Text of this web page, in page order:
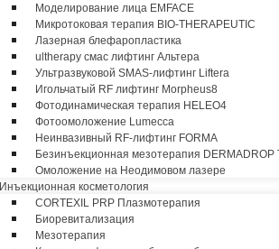
Моделирование лица EMFACE
Микротоковая терапия BIO-THERAPEUTIC
Лазерная блефаропластика
ultherapy смас лифтинг Альтера
Ультразвуковой SMAS-лифтинг Liftera
Игольчатый RF лифтинг Morpheus8
Фотодинамическая терапия HELEO4
Фотоомоложение Lumecca
Неинвазивный RF-лифтинг FORMA
Безинъекционная мезотерапия
Омоложение на Неодимовом лазере
Инъекционная косметология
CORTEXIL PRP Плазмотерапия
Биоревитализация
Мезотерапия